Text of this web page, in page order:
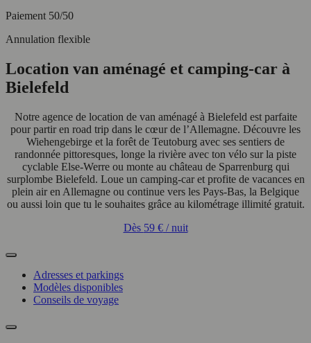
Paiement 50/50
Annulation flexible
Location van aménagé et camping-car à
Bielefeld
Notre agence de location de van aménagé à Bielefeld est parfaite
pour partir en road trip dans le cœur de l’Allemagne. Découvre les
Wiehengebirge et la forêt de Teutoburg avec ses sentiers de
randonnée pittoresques, longe la rivière avec ton vélo sur la piste
cyclable Else-Werre ou monte au château de Sparrenburg qui
surplombe Bielefeld. Loue un camping-car et profite de vacances en
plein air en Allemagne ou continue vers les Pays-Bas, la Belgique
ou aussi loin que tu le souhaites grâce au kilométrage illimité gratuit.
Dès 59 €/ nuit
Adresses et parkings
Modèles disponibles
Conseils de voyage